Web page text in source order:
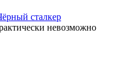
сталкер
невозможно